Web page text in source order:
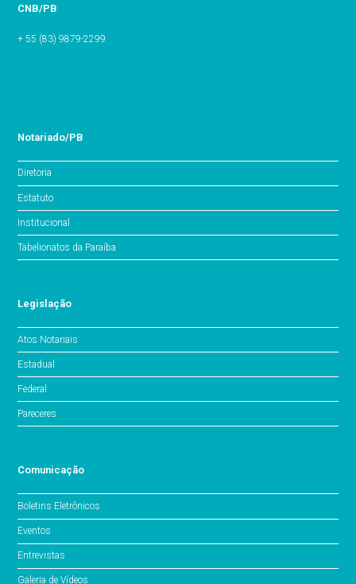
CNB/PB
+ 55 (83) 9879-2299
Notariado/PB
Diretoria
Estatuto
Institucional
Tabelionatos da Paraíba
Legislação
Atos Notariais
Estadual
Federal
Pareceres
Comunicação
Boletins Eletrônicos
Eventos
Entrevistas
Galeria de Vídeos